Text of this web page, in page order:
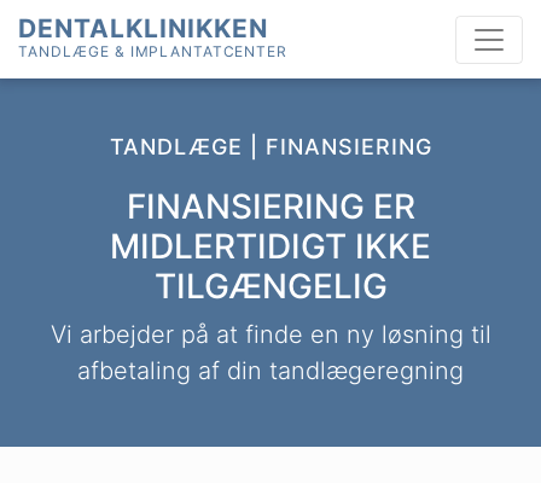
SkipDENTALKLINIKKEN
TANDLÆGE & IMPLANTATCENTER
TANDLÆGE | FINANSIERING
FINANSIERING ER
MIDLERTIDIGT IKKE
TILGÆNGELIG
Vi arbejder på at finde en ny løsning til
afbetaling af din tandlægeregning